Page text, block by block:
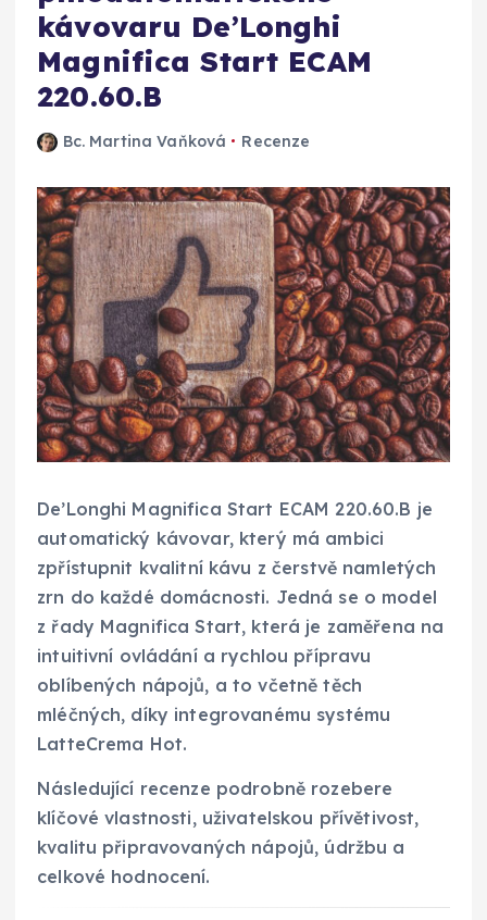
kávovaru De’Longhi
Magnifica Start ECAM
220.60.B
Bc. Martina Vaňková Recenze
De’Longhi Magnifica Start ECAM 220.60.B je
automatický kávovar, který má ambici
zpřístupnit kvalitní kávu z čerstvě namletých
zrn do každé domácnosti. Jedná se o model
z řady Magnifica Start, která je zaměřena na
intuitivní ovládání a rychlou přípravu
oblíbených nápojů, a to včetně těch
mléčných, díky integrovanému systému
LatteCrema Hot.
Následující recenze podrobně rozebere
klíčové vlastnosti, uživatelskou přívětivost,
kvalitu připravovaných nápojů, údržbu a
celkové hodnocení.